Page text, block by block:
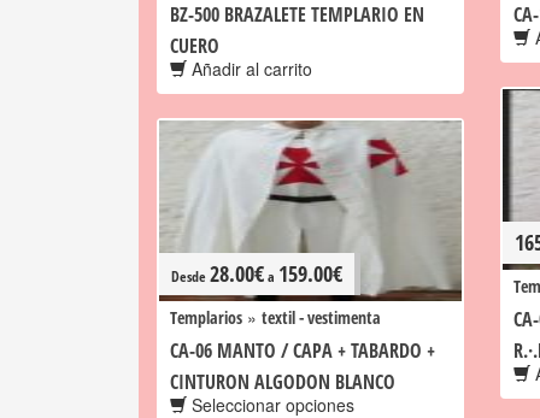
BZ-500 BRAZALETE TEMPLARIO EN
CUERO
Añadir al carrito
Desde28.00€a 159.00€
Templarios » textil - vestimenta
CA-06 MANTO / CAPA + TABARDO +
CINTURON ALGODON BLANCO
Seleccionar opciones